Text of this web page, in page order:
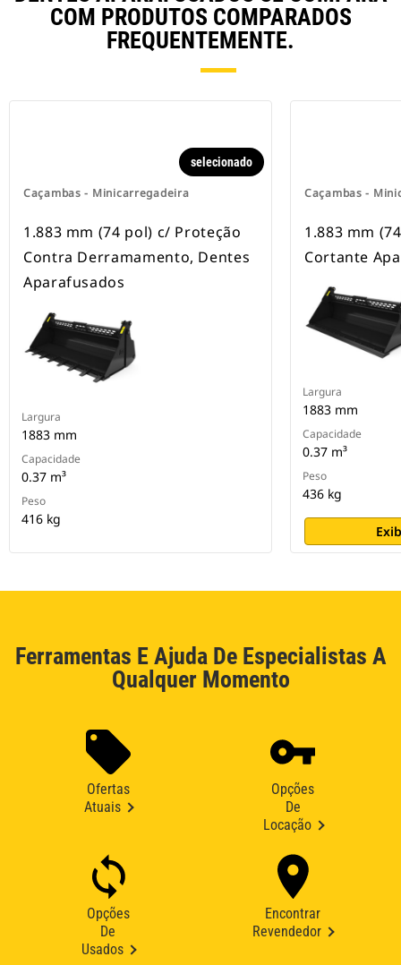
COM PRODUTOS COMPARADOS
FREQUENTEMENTE.
Caçambas - Minicarregadeira
selecionado
1.883 mm (74 pol) c/ Proteção
Contra Derramamento, Dentes
Aparafusados
Largura
1883 mm
Capacidade
0.37 m³
Peso
416 kg
Caçambas -
1.883 mm
Cortante
Largura
1883 mm
Capacidade
0.37 m³
Peso
436 kg
Ferramentas E Ajuda De Especialistas A
Qualquer Momento
Ofertas
Atuais
Opções
De
Locação
Opções
De
Usados
Encontrar
Revendedor